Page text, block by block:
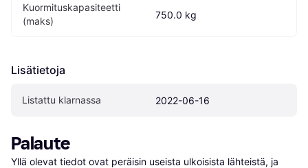
Kuormituskapasiteetti
(maks)
750.0 kg
Lisätietoja
Listattu klarnassa 2022-06-16
Palaute
Yllä olevat tiedot ovat peräisin useista ulkoisista lähteistä, ja